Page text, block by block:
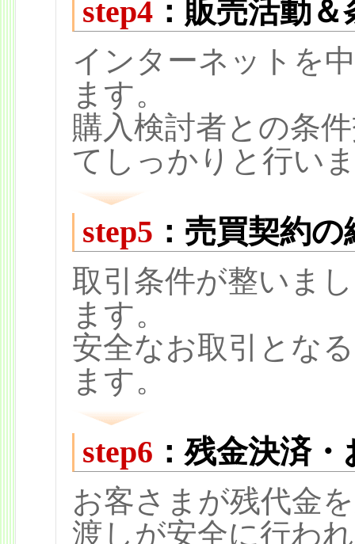
step4 ：販売活動
インターネットを
ます。
購入検討者との条
てしっかりと行い
step5 ：売買契約の
取引条件が整いま
ます。
安全なお取引とな
ます。
step6 ：残金決済
お客さまが残代金
渡しが安全に行わ